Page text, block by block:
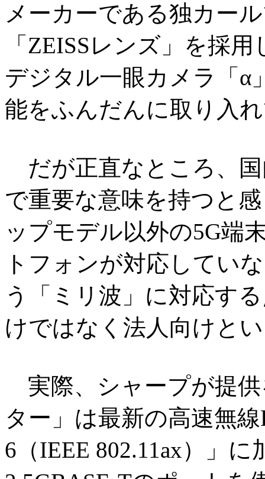
メーカーである独カー
「ZEISSレンズ」を採
デジタル一眼カメラ「α
能をふんだんに取り入
だが正直なところ、国
で重要な意味を持つと
ップモデル以外の5G端
トフォンが対応してい
う「ミリ波」に対応す
けではなく法人向けと
実際、シャープが提
ター」は最新の高速無
6（IEEE 802.11ax）」に